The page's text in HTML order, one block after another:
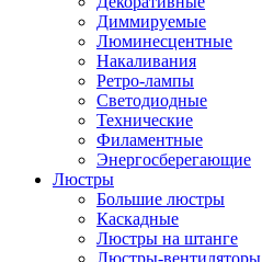
Диммируемые
Люминесцентные
Накаливания
Ретро-лампы
Светодиодные
Технические
Филаментные
Энергосберегающие
Люстры
Большие люстры
Каскадные
Люстры на штанге
Люстры-вентиляторы